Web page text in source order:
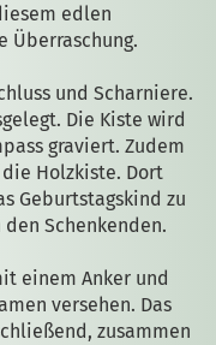
edlen
Überraschung.
und Scharniere.
Die Kiste wird
graviert. Zudem
Holzkiste. Dort
Geburtstagskind zu
Schenkenden.
einem Anker und
versehen. Das
zusammen